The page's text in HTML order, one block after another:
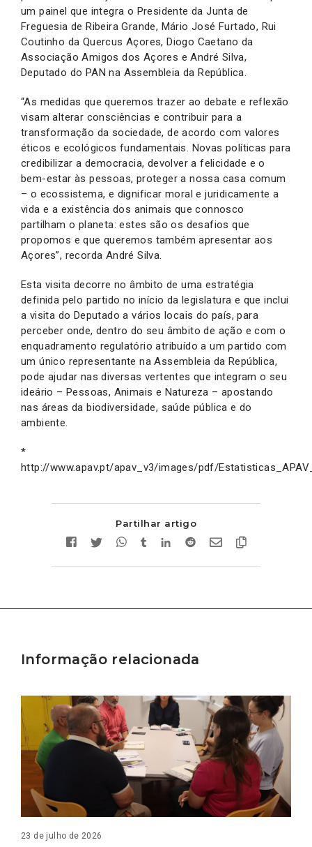
um painel que integra o Presidente da Junta de
Freguesia de Ribeira Grande, Mário José Furtado, Rui
Coutinho da Quercus Açores, Diogo Caetano da
Associação Amigos dos Açores e André Silva,
Deputado do PAN na Assembleia da República.
“As medidas que queremos trazer ao debate e reflexão
visam alterar consciências e contribuir para a
transformação da sociedade, de acordo com valores
éticos e ecológicos fundamentais. Novas políticas para
credibilizar a democracia, devolver a felicidade e o
bem-estar às pessoas, proteger a nossa casa comum
– o ecossistema, e dignificar moral e juridicamente a
vida e a existência dos animais que connosco
partilham o planeta: estes são os desafios que
propomos e que queremos também apresentar aos
Açores”, recorda André Silva.
Esta visita decorre no âmbito de uma estratégia
definida pelo partido no início da legislatura e que inclui
a visita do Deputado a vários locais do país, para
perceber onde, dentro do seu âmbito de ação e com o
enquadramento regulatório atribuído a um partido com
um único representante na Assembleia da República,
pode ajudar nas diversas vertentes que integram o seu
ideário – Pessoas, Animais e Natureza – apostando
nas áreas da biodiversidade, saúde pública e do
ambiente.
*
http://www.apav.pt/apav_v3/images/pdf/
Partilhar artigo
Informação relacionada
23 de julho de 2026